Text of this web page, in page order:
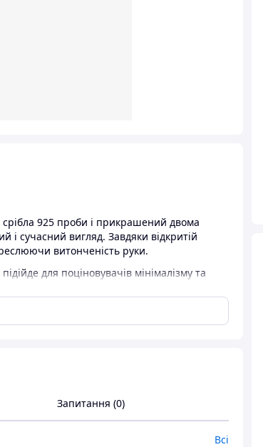
925 проби і прикрашений двома
і сучасний вигляд. Завдяки відкритій
витонченість руки.
для поціновувачів мінімалізму та
стилем і увагою.
Запитання (0)
Всі